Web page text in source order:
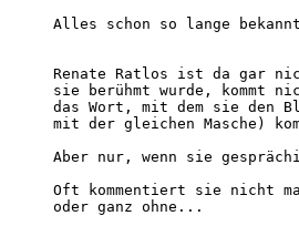
Alles schon so lange
Renate Ratlos ist da gar
sie berühmt wurde, kommt
das Wort, mit dem sie den
mit der gleichen Masche)
Aber nur, wenn sie
Oft kommentiert sie nicht
oder ganz ohne...